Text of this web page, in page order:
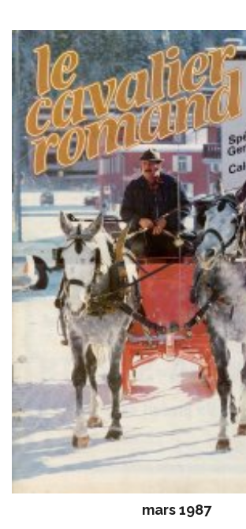
mars 1987